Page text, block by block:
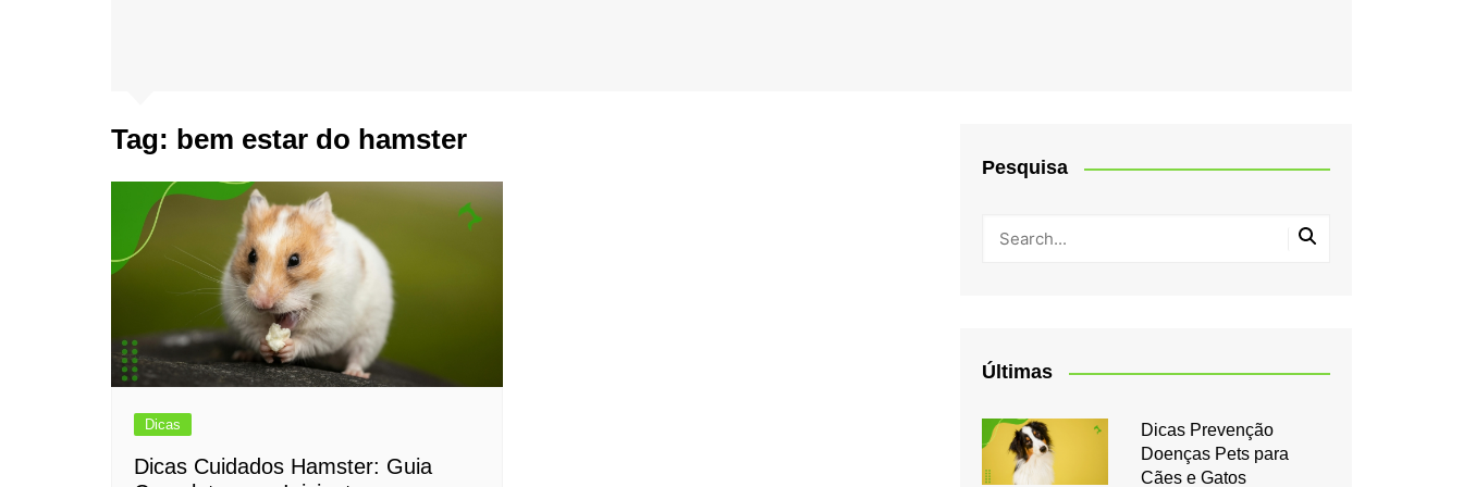
Tag: bem estar do hamster
Dicas
Dicas Cuidados Hamster: Guia
Pesquisa
Últimas
Dicas Prevenção
Doenças Pets para
Cães e Gatos